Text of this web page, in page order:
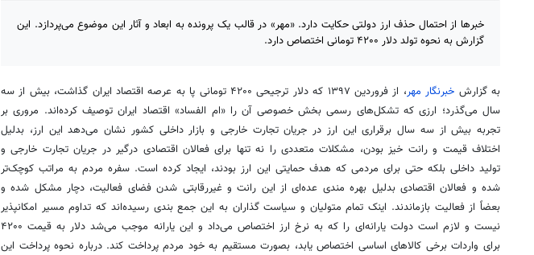
خبرها از احتمال حذف ارز دولتی حکایت دارد. «مهر» در قالب یک پرونده به ابعاد و آثار این موضوع می‌پردازد. این
گزارش به نحوه تولد دلار ۴۲۰۰ تومانی اختصاص دارد.
به گزارش خبرنگار مهر
، از فروردین ۱۳۹۷ که دلار ترجیحی ۴۲۰۰ تومانی پا به عرصه اقتصاد ایران گذاشت، بیش از سه
سال می‌گذرد؛ ارزی که تشکل‌های رسمی بخش خصوصی آن را «ام الفساد» اقتصاد ایران توصیف کرده‌اند. مروری بر
تجربه بیش از سه سال برقراری این ارز در جریان تجارت خارجی و بازار داخلی کشور نشان می‌دهد این ارز، بدلیل
اختلاف قیمت و رانت خیز بودن، مشکلات متعددی را نه تنها برای فعالان اقتصادی درگیر در جریان تجارت خارجی و
تولید داخلی بلکه حتی برای مردمی که هدف حمایتی این ارز بودند، ایجاد کرده است. سفره مردم به مراتب کوچک‌تر
شده و فعالان اقتصادی بدلیل بهره مندی عده‌ای از این رانت و غیررقابتی شدن فضای فعالیت، دچار مشکل شده و
بعضاً از فعالیت بازماندند. اینک تمام متولیان و سیاست گذاران به این جمع بندی رسیده‌اند که تداوم مسیر امکانپذیر
نیست و لازم است دولت یارانه‌ای را که به نرخ ارز اختصاص می‌داد و این یارانه موجب می‌شد دلار به قیمت ۴۲۰۰
برای واردات برخی کالاهای اساسی اختصاص یابد، بصورتمستقیم به خود مردم پرداخت کند. درباره نحوه پرداخت این